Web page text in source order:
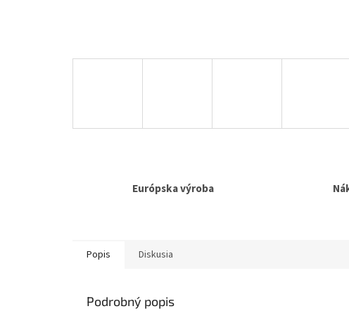
Európska výroba
Popis Diskusia
Podrobný popis